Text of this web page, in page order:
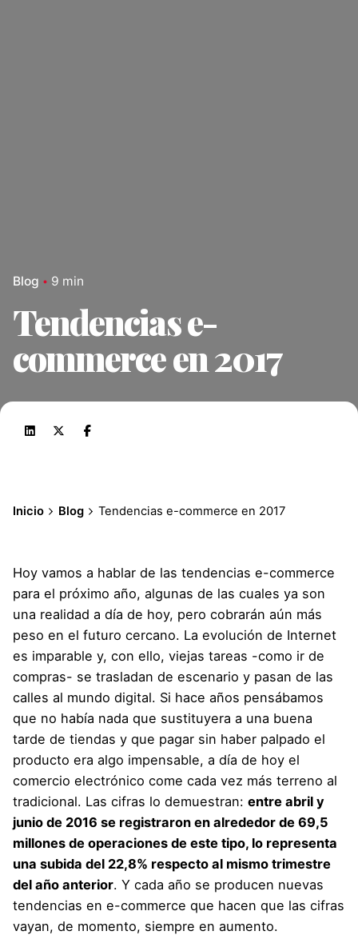
Blog 9 min
Tendencias e-
commerce en 2017
Inicio Blog Tendencias e-commerce en 2017
Hoy vamos a hablar de las tendencias e-commerce
para el próximo año, algunas de las cuales ya son
una realidad a día de hoy, pero cobrarán aún más
peso en el futuro cercano. La evolución de Internet
es imparable y, con ello, viejas tareas -como ir de
compras- se trasladan de escenario y pasan de las
calles al mundo digital. Si hace años pensábamos
que no había nada que sustituyera a una buena
tarde de tiendas y que pagar sin haber palpado el
producto era algo impensable, a día de hoy el
comercio electrónico come cada vez más terreno al
tradicional. Las cifras lo demuestran: entre abril y
junio de 2016 se registraron en alrededor de 69,5
millones de operaciones de este tipo, lo representa
una subida del 22,8% respecto al mismo trimestre
del año anterior. Y cada año se producen nuevas
tendencias en e-commerce que hacen que las cifras
vayan, de momento, siempre en aumento.